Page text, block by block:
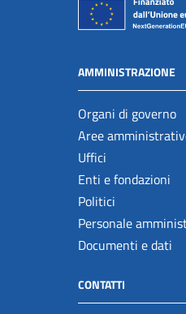
AMMINISTRAZIONE
Organi di governo
Aree
Uffici
Enti e fondazioni
Politici
Personale
Documenti e dati
CONTATTI